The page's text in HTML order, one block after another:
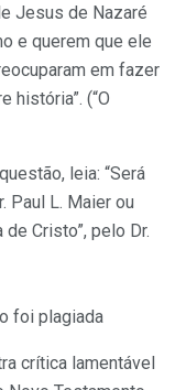
Jesus de Nazaré
e querem que ele
em fazer
história”. (“O
leia: “Será
Paul L. Maier ou
Cristo”, pelo Dr.
foi plagiada
crítica lamentável